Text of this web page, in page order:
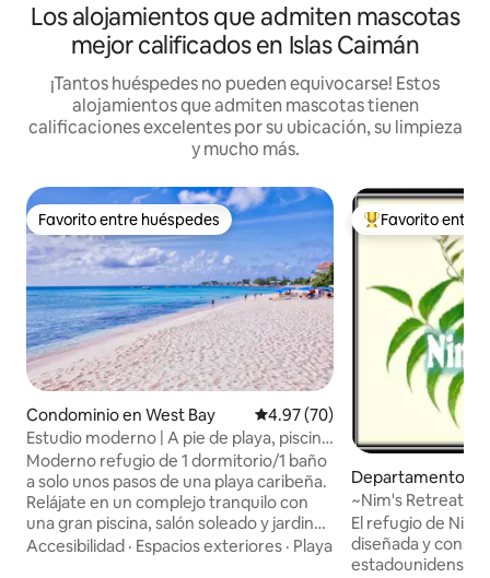
Los alojamientos que admiten mascotas
mejor calificados en Islas Caimán
¡Tantos huéspedes no pueden equivocarse! Estos
alojamientos que admiten mascotas tienen
calificaciones excelentes por su ubicación, su limpieza
y mucho más.
Favorito entre huéspedes
Favorito entre huéspedes
Condominio en West Bay Calificación promedio: 4.97 de
4.97 (70)
Estudio moderno | A pie de playa, piscina
y barbacoa, Caimán
Moderno refugio de 1 dormitorio/1 baño
a solo unos pasos de una playa caribeña.
Relájate en un complejo tranquilo con
una gran piscina, salón soleado y jardines
tropicales. Camina hasta la orilla para
Accesibilidad · Espacios exteriores · Playa
De los mejores
Favorito entre
Departamento en
own
~Nim's Retreat~
El refugio de Nim
diseñada y
estadounidense Rufus